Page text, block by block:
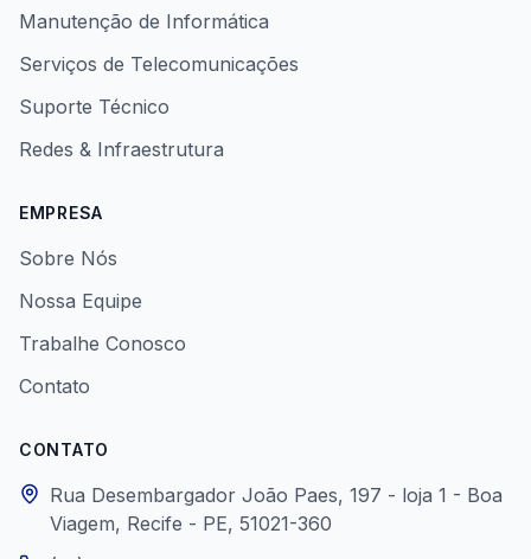
Manutenção de Informática
Serviços de Telecomunicações
Suporte Técnico
Redes & Infraestrutura
EMPRESA
Sobre Nós
Nossa Equipe
Trabalhe Conosco
Contato
CONTATO
Rua Desembargador João Paes, 197 - loja 1 - Boa
Viagem, Recife - PE, 51021-360